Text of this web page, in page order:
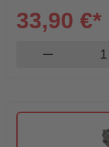
33,90 €*
remove